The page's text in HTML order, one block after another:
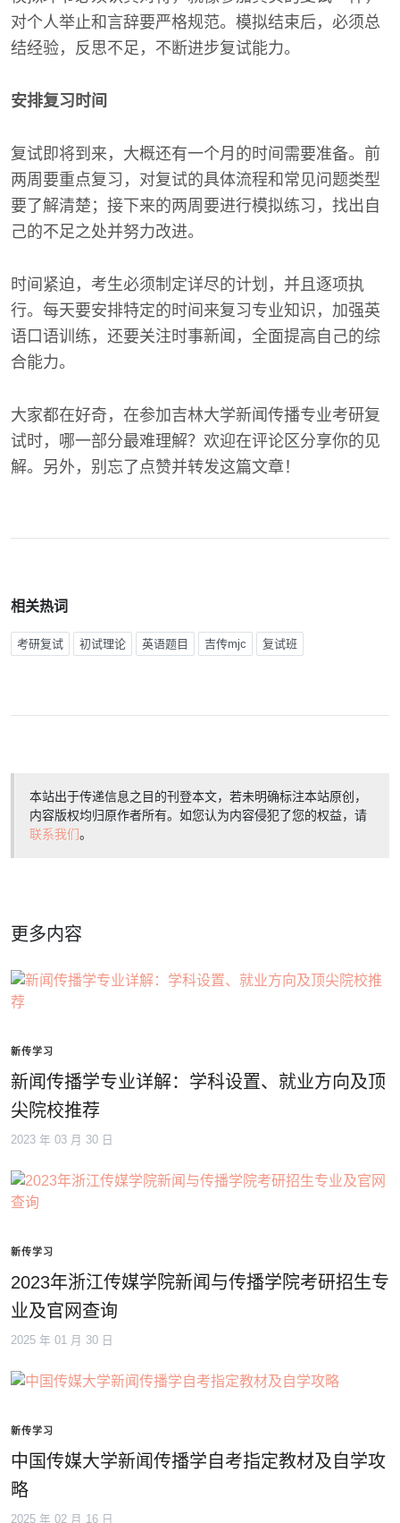
对个人举止和言辞要严格规范。模拟结束后，必须总
结经验，反思不足，不断进步复试能力。
安排复习时间
复试即将到来，大概还有一个月的时间需要准备。前
两周要重点复习，对复试的具体流程和常见问题类型
要了解清楚；接下来的两周要进行模拟练习，找出自
己的不足之处并努力改进。
时间紧迫，考生必须制定详尽的计划，并且逐项执
行。每天要安排特定的时间来复习专业知识，加强英
语口语训练，还要关注时事新闻，全面提高自己的综
合能力。
大家都在好奇，在参加吉林大学新闻传播专业考研复
试时，哪一部分最难理解？欢迎在评论区分享你的见
解。另外，别忘了点赞并转发这篇文章！
相关热词
考研复试 初试理论 英语题目 吉传mjc 复试班
本站出于传递信息之目的刊登本文，若未明确标注本站原创，
内容版权均归原作者所有。如您认为内容侵犯了您的权益，请
联系我们。
更多内容
新传学习
新闻传播学专业详解：学科设置、就业方向及顶
尖院校推荐
2023 年 03 月 30 日
新传学习
2023年浙江传媒学院新闻与传播学院考研招生专
业及官网查询
2025 年 01 月 30 日
新传学习
中国传媒大学新闻传播学自考指定教材及自学攻
略
2025 年 02 月 16 日